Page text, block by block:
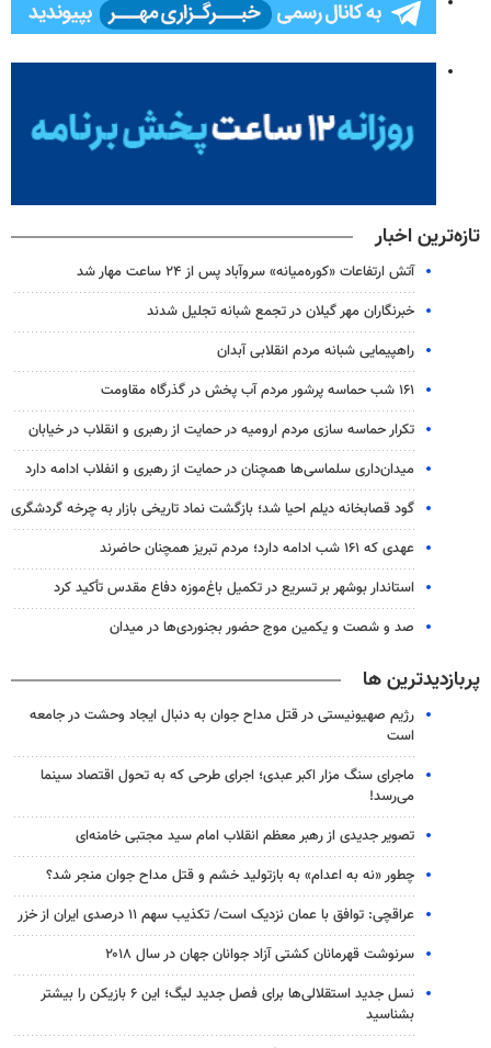
تازه‌ترین اخبار
آتش ارتفاعات «کوره‌میانه» سروآباد پس از ۲۴ ساعت مهار شد
خبرنگاران مهر گیلان در تجمع شبانه تجلیل شدند
راهپیمایی شبانه مردم انقلابی آبدان
۱۶۱ شب حماسه پرشور مردم آب پخش در گذرگاه مقاومت
تکرار حماسه سازی مردم ارومیه در حمایت از رهبری و انقلاب در خیابان
میدان‌داری سلماسی‌ها همچنان در حمایت از رهبری‌ و انفلاب ادامه دارد
گود قصابخانه دیلم احیا شد؛ بازگشت نماد تاریخی بازار به چرخه گردشگری
عهدی که ۱۶۱ شب ادامه دارد؛ مردم تبریز همچنان حاضرند
استاندار بوشهر بر تسریع در تکمیل باغ‌موزه دفاع مقدس تأکید کرد
صد و شصت و یکمین موج حضور بجنوردی‌ها در میدان
پربازدیدترین ها
رژیم صهیونیستی در قتل مداح جوان به دنبال ایجاد وحشت در جامعه
است
ماجرای سنگ مزار اکبر عبدی؛ اجرای طرحی که به تحول اقتصاد سینما
می‌رسد!
تصویر جدیدی از رهبر معظم انقلاب امام سید مجتبی خامنه‌ای
چطور «نه به اعدام» به بازتولید خشم و قتل مداح جوان منجر شد؟
عراقچی: توافق با عمان نزدیک است/ تکذیب سهم ۱۱ درصدی ایران از خزر
سرنوشت قهرمانان کشتی آزاد جوانان جهان در سال ۲۰۱۸
نسل جدید استقلالی‌ها برای فصل جدید لیگ؛ این ۶ بازیکن را بیشتر
بشناسید